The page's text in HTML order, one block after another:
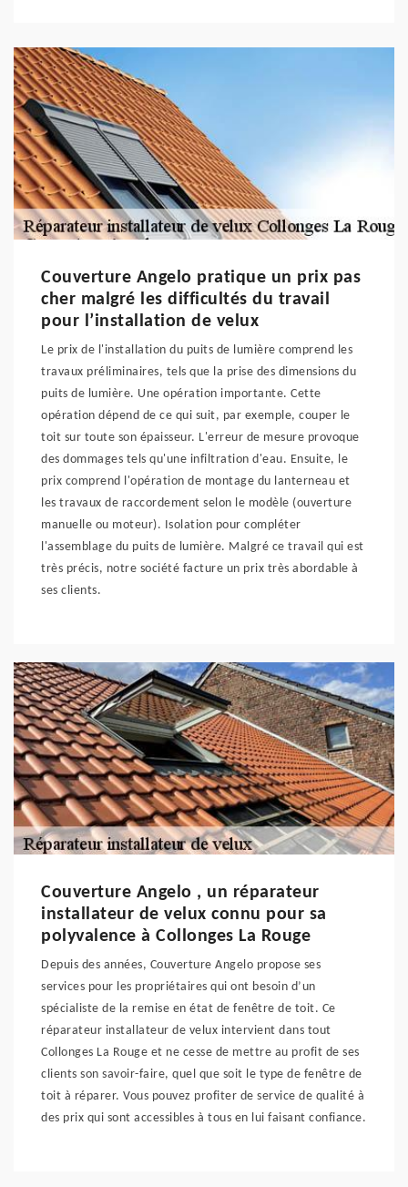
Couverture Angelo pratique un prix pas
cher malgré les difficultés du travail
pour l’installation de velux
Le prix de l'installation du puits de lumière comprend les
travaux préliminaires, tels que la prise des dimensions du
puits de lumière. Une opération importante. Cette
opération dépend de ce qui suit, par exemple, couper le
toit sur toute son épaisseur. L'erreur de mesure provoque
des dommages tels qu'une infiltration d'eau. Ensuite, le
prix comprend l'opération de montage du lanterneau et
les travaux de raccordement selon le modèle (ouverture
manuelle ou moteur). Isolation pour compléter
l'assemblage du puits de lumière. Malgré ce travail qui est
très précis, notre société facture un prix très abordable à
ses clients.
Couverture Angelo , un réparateur
installateur de velux connu pour sa
polyvalence à Collonges La Rouge
Depuis des années, Couverture Angelo propose ses
services pour les propriétaires qui ont besoin d’un
spécialiste de la remise en état de fenêtre de toit. Ce
réparateur installateur de velux intervient dans tout
Collonges La Rouge et ne cesse de mettre au profit de ses
clients son savoir-faire, quel que soit le type de fenêtre de
toit à réparer. Vous pouvez profiter de service de qualité à
des prix qui sont accessibles à tous en lui faisant confiance.